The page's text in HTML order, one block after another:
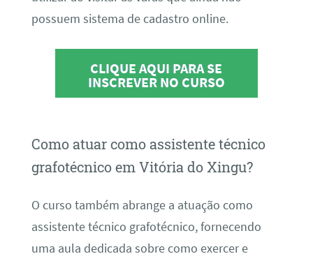
possuem sistema de cadastro online.
CLIQUE AQUI PARA SE
INSCREVER NO CURSO
Como atuar como assistente técnico
grafotécnico em Vitória do Xingu?
O curso também abrange a atuação como
assistente técnico grafotécnico, fornecendo
uma aula dedicada sobre como exercer e